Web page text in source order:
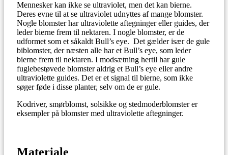
Mennesker kan ikke se ultraviolet, men det kan bierne.
Deres evne til at se ultraviolet udnyttes af mange blomster.
Nogle blomster har ultraviolette aftegninger eller guides, der
leder bierne frem til nektaren. I nogle blomster, er de
udformet som et såkaldt Bull’s eye. Det gælder især de gule
biblomster, der næsten alle har et Bull’s eye, som leder
bierne frem til nektaren. I modsætning hertil har gule
fuglebestøvede blomster aldrig et Bull’s eye eller andre
ultraviolette guides. Det er et signal til bierne, som ikke
søger føde i disse planter, selv om de er gule.
Kodriver, smørblomst, solsikke og stedmoderblomster er
eksempler på blomster med ultraviolette aftegninger.
Materiale